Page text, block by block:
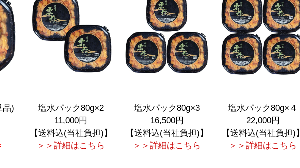
品)
塩水パック80g×2
11,000円
【送料込(当社負担)】
＞＞詳細はこちら
塩水パック80g×3
16,500円
【送料込(当社負担)】
＞＞詳細はこちら
塩水パック80g×４
22,000円
【送料込(当社負担)】
＞＞詳細はこちら